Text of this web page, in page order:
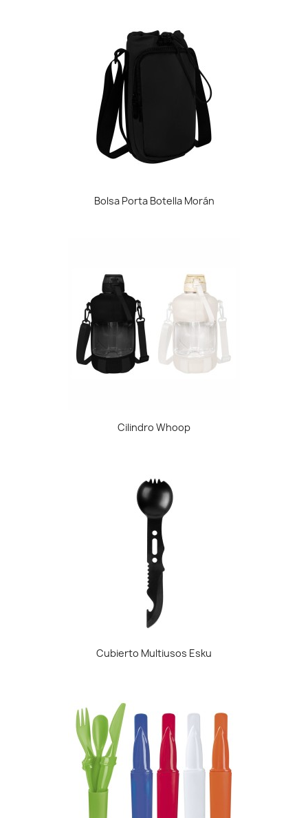
Bolsa Porta Botella Morán
Cilindro Whoop
Cubierto Multiusos Esku